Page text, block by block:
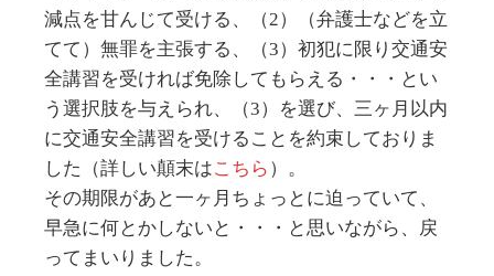
減点を甘んじて受ける、（2）（弁護士などを立
てて）無罪を主張する、（3）初犯に限り交通安
全講習を受ければ免除してもらえる・・・とい
う選択肢を与えられ、（3）を選び、三ヶ月以内
に交通安全講習を受けることを約束しておりま
した（詳しい顛末はこちら ）。
その期限があと一ヶ月ちょっとに迫っていて、
早急に何とかしないと・・・と思いながら、戻
ってまいりました。